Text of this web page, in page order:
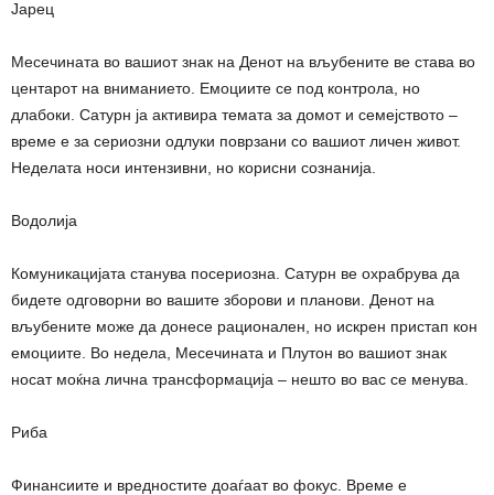
Јарец
Месечината во вашиот знак на Денот на вљубените ве става во
центарот на вниманието. Емоциите се под контрола, но
длабоки. Сатурн ја активира темата за домот и семејството –
време е за сериозни одлуки поврзани со вашиот личен живот.
Неделата носи интензивни, но корисни сознанија.
Водолија
Комуникацијата станува посериозна. Сатурн ве охрабрува да
бидете одговорни во вашите зборови и планови. Денот на
вљубените може да донесе рационален, но искрен пристап кон
емоциите. Во недела, Месечината и Плутон во вашиот знак
носат моќна лична трансформација – нешто во вас се менува.
Риба
Финансиите и вредностите доаѓаат во фокус. Време е